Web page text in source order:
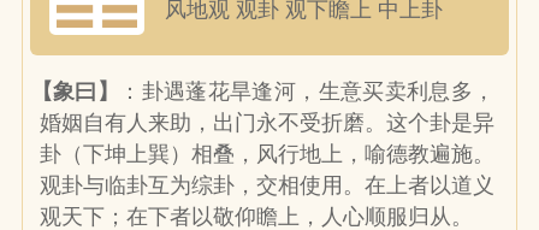
风地观 观卦 观下瞻上 中上卦
【象曰】
：卦遇蓬花旱逢河，生意买卖利息多，
婚姻自有人来助，出门永不受折磨。这个卦是异
卦（下坤上巽）相叠，风行地上，喻德教遍施。
观卦与临卦互为综卦，交相使用。在上者以道义
观天下；在下者以敬仰瞻上，人心顺服归从。